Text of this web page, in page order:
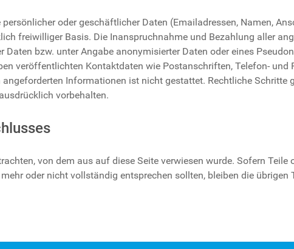
oder geschäftlicher Daten (Emailadressen, Namen,
freiwilliger Basis. Die Inanspruchnahme und Bezahlung aller
bzw. unter Angabe anonymisierter Daten oder eines
veröffentlichten Kontaktdaten wie Postanschriften, Telefon- und
Informationen ist nicht gestattet. Rechtliche Schritte
vorbehalten.
von dem aus auf diese Seite verwiesen wurde. Sofern Teile
oder nicht vollständig entsprechen sollten, bleiben die übrigen